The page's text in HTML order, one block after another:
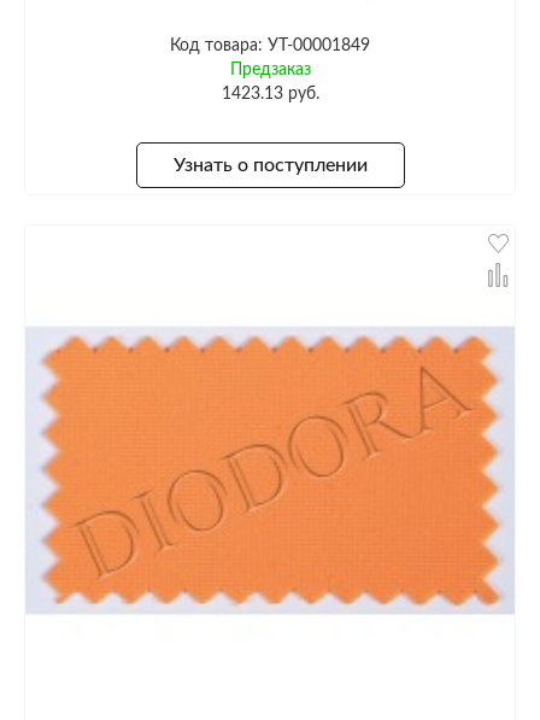
Код товара: УТ-00001849
Предзаказ
1423.13 руб.
Узнать о поступлении